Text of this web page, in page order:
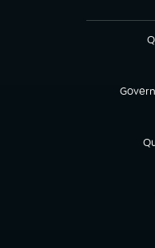
(abre